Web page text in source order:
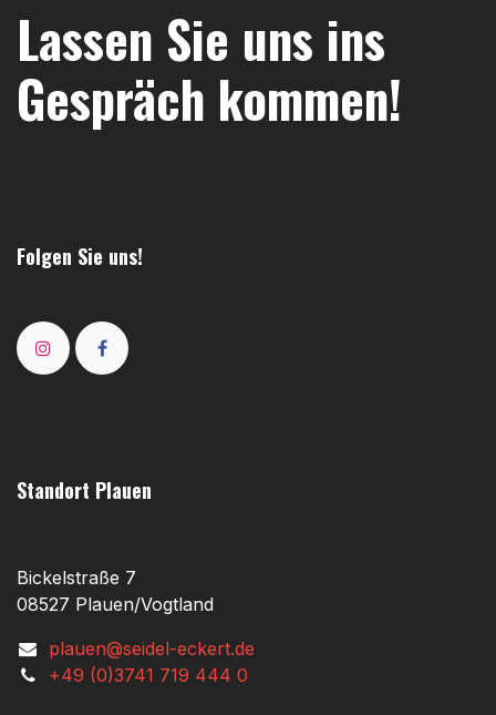
Lassen Sie uns ins
Gespräch kommen!
Folgen Sie uns!
Standort Plauen
Bickelstraße 7
08527 Plauen/Vogtland
plauen@seidel-eckert.de
+49 (0)3741 719 444 0